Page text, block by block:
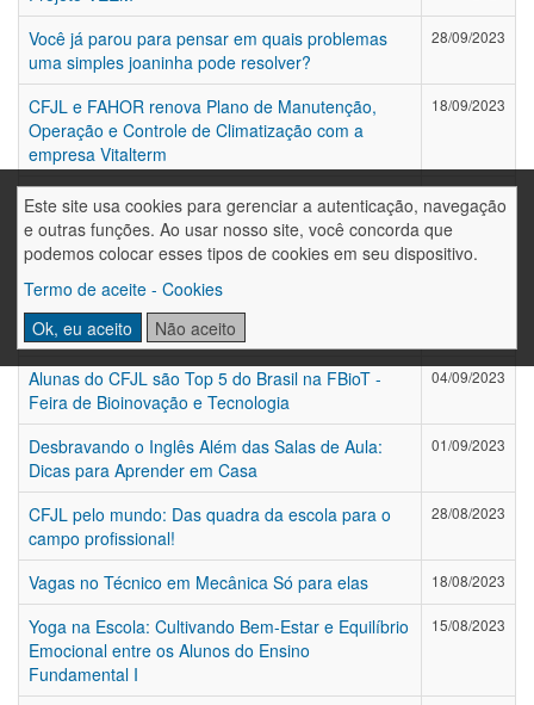
Este site usa cookies para gerenciar a autenticação, navegação
e outras funções. Ao usar nosso site, você concorda que
podemos colocar esses tipos de cookies em seu dispositivo.
Termo de aceite - Cookies
Ok, eu aceito
Não aceito
Você já parou para pensar em quais problemas
uma simples joaninha pode resolver?
28/09/2023
CFJL e FAHOR renova Plano de Manutenção,
Operação e Controle de Climatização com a
empresa Vitalterm
18/09/2023
XIII Fórum de Iniciação Técnico-Científica da
Rede Sinodal de Educação foi um grande sucesso
12/09/2023
Plantão Ciência: Entrevista na Rádio Olinda FM 06/09/2023
CFJL abre edital de renovação de bolsas
filantrópicas para 2024
Alunas do CFJL são Top 5 do Brasil na FBioT -
Feira de Bioinovação e Tecnologia
04/09/2023
Desbravando o Inglês Além das Salas de Aula:
Dicas para Aprender em Casa
01/09/2023
CFJL pelo mundo: Das quadra da escola para o
campo profissional!
28/08/2023
Vagas no Técnico em Mecânica Só para elas 18/08/2023
Yoga na Escola: Cultivando Bem-Estar e Equilíbrio
Emocional entre os Alunos do Ensino
Fundamental I
15/08/2023